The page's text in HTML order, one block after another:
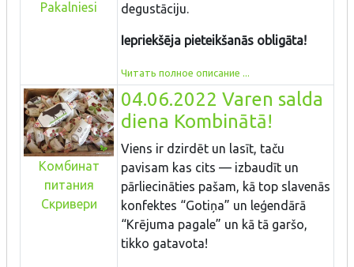
Pakalniesi
degustāciju.
Iepriekšēja pieteikšanās obligāta!
Читать полное описание ...
Комбинат
питания
Скривери
04.06.2022 Varen salda
diena Kombinātā!
Viens ir dzirdēt un lasīt, taču
pavisam kas cits — izbaudīt un
pārliecināties pašam, kā top slavenās
konfektes “Gotiņa” un leģendārā
“Krējuma pagale” un kā tā garšo,
tikko gatavota!